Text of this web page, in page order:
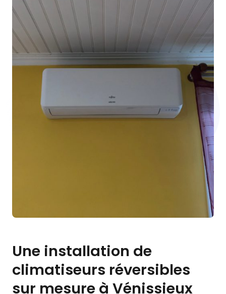
Une installation de
climatiseurs réversibles
sur mesure à Vénissieux